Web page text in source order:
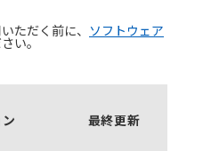
ただく前に、 ソフトウェア
い。
最終更新